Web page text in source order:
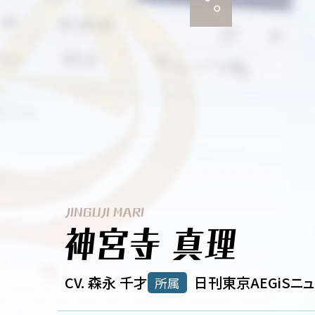
神宮寺 真理
JINGUJI MARI
CV. 森永 千才 所属 日刊東京AEGiSニ